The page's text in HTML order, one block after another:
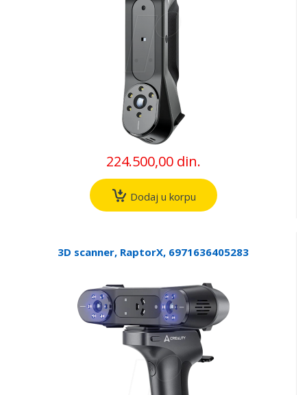
224.500,00 din.
Dodaj u korpu
3D scanner, RaptorX, 6971636405283